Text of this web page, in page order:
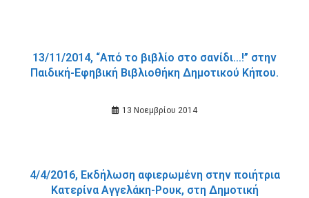
13/11/2014, “Από το βιβλίο στο σανίδι…!” στην
Παιδική-Εφηβική Βιβλιοθήκη Δημοτικού Κήπου.
13 Νοεμβρίου 2014
4/4/2016, Εκδήλωση αφιερωμένη στην ποιήτρια
Κατερίνα Αγγελάκη-Ρουκ, στη Δημοτική